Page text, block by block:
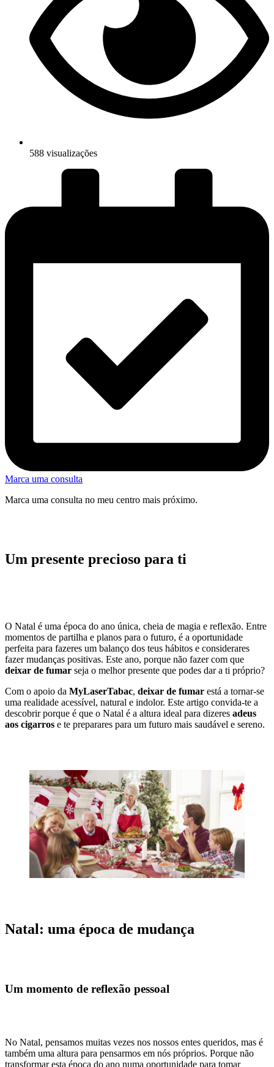
588 visualizações
Marca uma consulta
Marca uma consulta no meu centro mais próximo.
Um presente precioso para ti
O Natal é uma época do ano única, cheia de magia e reflexão. Entre
momentos de partilha e planos para o futuro, é a oportunidade
perfeita para fazeres um balanço dos teus hábitos e considerares
fazer mudanças positivas. Este ano, porque não fazer com que
deixar de fumar seja o melhor presente que podes dar a ti próprio?
Com o apoio da MyLaserTabac, deixar de fumar está a tornar-se
uma realidade acessível, natural e indolor. Este artigo convida-te a
descobrir porque é que o Natal é a altura ideal para dizeres adeus
aos cigarros e te preparares para um futuro mais saudável e sereno.
Natal: uma época de mudança
Um momento de reflexão pessoal
No Natal, pensamos muitas vezes nos nossos entes queridos, mas é
também uma altura para pensarmos em nós próprios. Porque não
transformar esta época do ano numa oportunidade para tomar